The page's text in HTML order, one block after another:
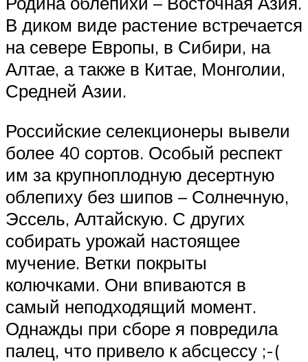
В диком виде растение встречается
на севере Европы, в Сибири, на
Алтае, а также в Китае, Монголии,
Средней Азии.
Российские селекционеры вывели
более 40 сортов. Особый респект
им за крупноплодную десертную
облепиху без шипов – Солнечную,
Эссель, Алтайскую. С других
собирать урожай настоящее
мучение. Ветки покрыты
колючками. Они впиваются в
самый неподходящий момент.
Однажды при сборе я повредила
палец, что привело к абсцессу ;-(